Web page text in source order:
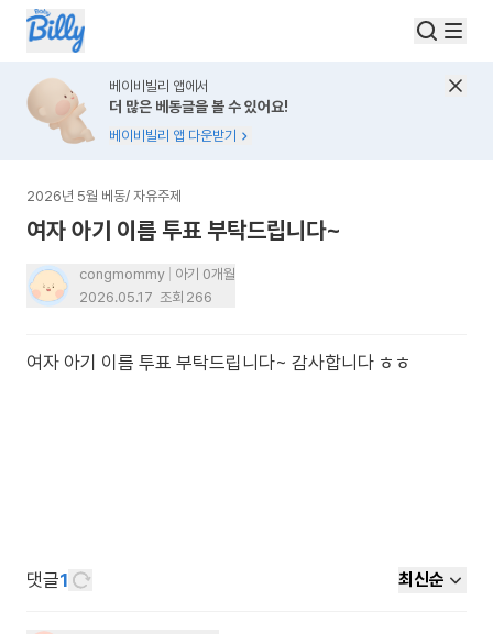
베이비빌리 앱에서
더 많은 베동글을 볼 수 있어요!
베이비빌리 앱 다운받기
2026년 5월 베동/ 자유주제
여자 아기 이름 투표 부탁드립니다~
congmommy
아기 0개월
2026.05.17 조회 266
여자 아기 이름 투표 부탁드립니다~ 감사합니다 ㅎㅎ
댓글1 최신순